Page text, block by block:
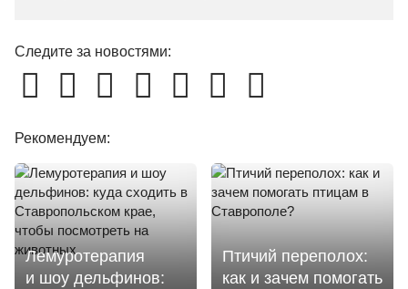
Следите за новостями:
Рекомендуем:
Лемуротерапия
и шоу дельфинов:
Птичий переполох:
как и зачем помогать